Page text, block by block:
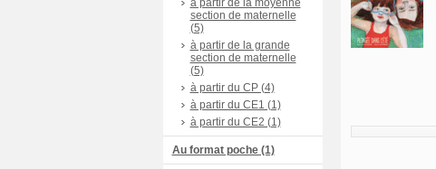
à partir de la moyenne
section de maternelle
(5)
à partir de la grande
section de maternelle
(5)
à partir du CP (4)
à partir du CE1 (1)
à partir du CE2 (1)
Au format poche (1)